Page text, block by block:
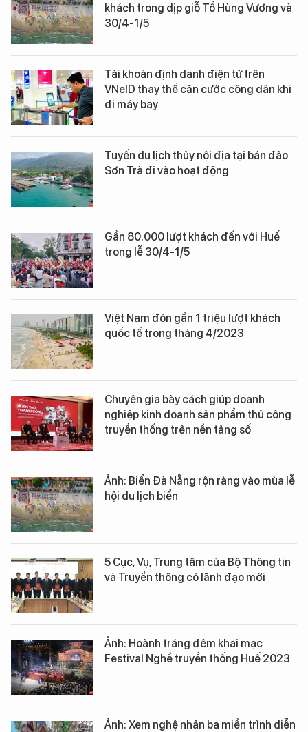
khách trong dịp giỗ Tổ Hùng Vương và
30/4-1/5
Tài khoản định danh điện tử trên
VNeID thay thế căn cước công dân khi
đi máy bay
Tuyến du lịch thủy nội địa tại bán đảo
Sơn Trà đi vào hoạt động
Gần 80.000 lượt khách đến với Huế
trong lễ 30/4-1/5
Việt Nam đón gần 1 triệu lượt khách
quốc tế trong tháng 4/2023
Chuyên gia bày cách giúp doanh
nghiệp kinh doanh sản phẩm thủ công
truyền thống trên nền tảng số
Ảnh: Biển Đà Nẵng rộn ràng vào mùa lễ
hội du lịch biển
5 Cục, Vụ, Trung tâm của Bộ Thông tin
và Truyền thông có lãnh đạo mới
Ảnh: Hoành tráng đêm khai mạc
Festival Nghề truyền thống Huế 2023
Ảnh: Xem nghệ nhân ba miền trình diễn